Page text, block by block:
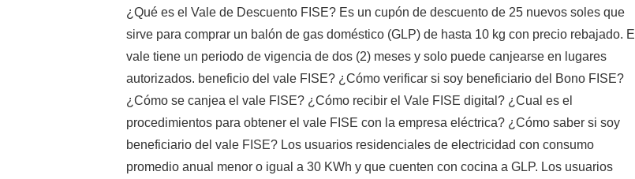
¿Qué es el Vale de Descuento FISE? Es un cupón de descuento de 25 nuevos soles que
sirve para comprar un balón de gas doméstico (GLP) de hasta 10 kg con precio rebajado. El
vale tiene un periodo de vigencia de dos (2) meses y solo puede canjearse en lugares
autorizados. beneficio del vale FISE? ¿Cómo verificar si soy beneficiario del Bono FISE?
¿Cómo se canjea el vale FISE? ¿Cómo recibir el Vale FISE digital? ¿Cual es el
procedimientos para obtener el vale FISE con la empresa eléctrica? ¿Cómo saber si soy
beneficiario del vale FISE? Los usuarios residenciales de electricidad con consumo
promedio anual menor o igual a 30 KWh y que cuenten con cocina a GLP. Los usuarios